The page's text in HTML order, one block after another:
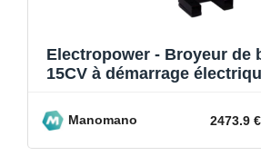
Electropower - Broyeur de
15CV à démarrage
Manomano 2473.9 €